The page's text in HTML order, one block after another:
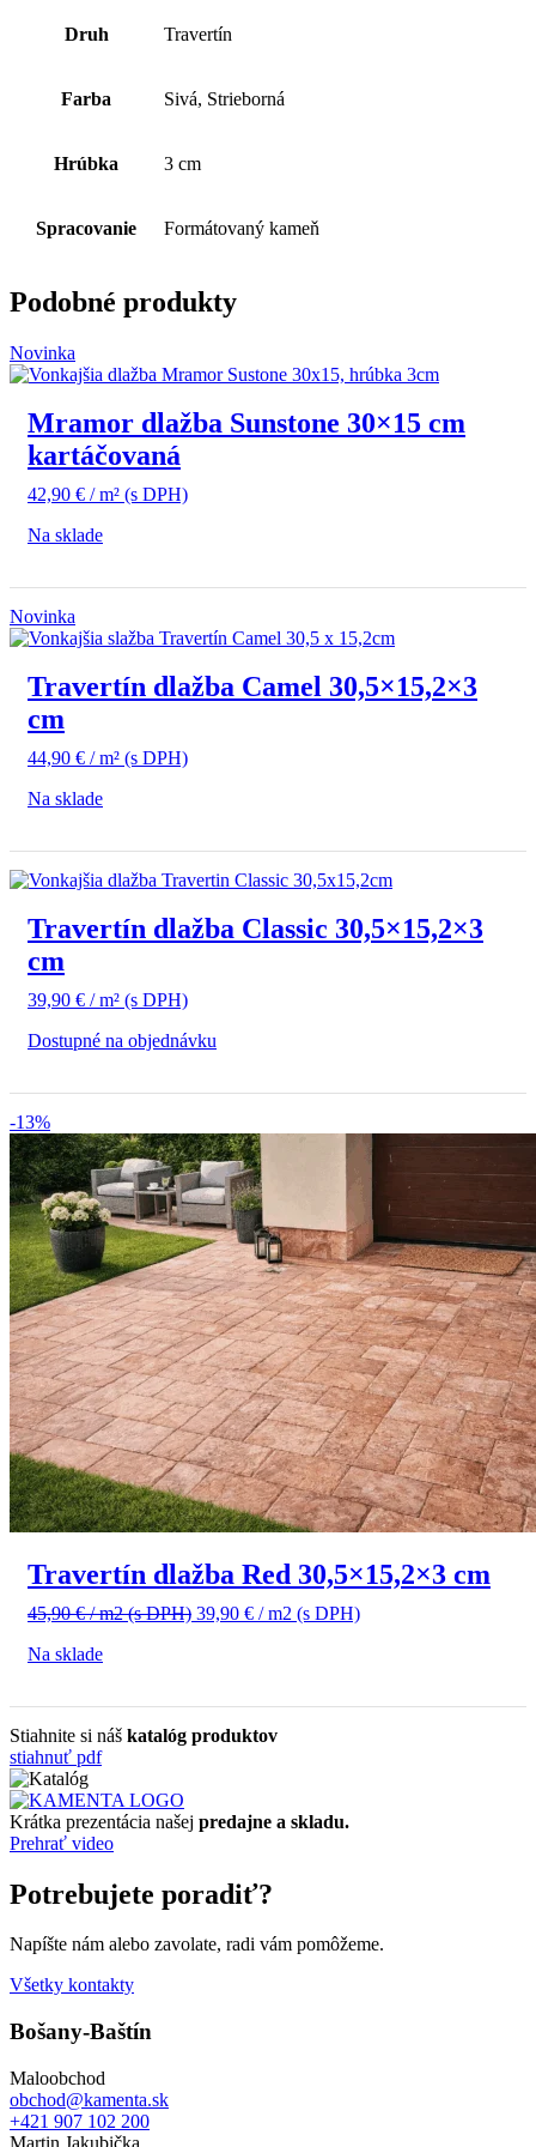
Druh Travertín
Farba Sivá, Strieborná
Hrúbka 3 cm
Spracovanie Formátovaný kameň
Podobné produkty
Novinka
Mramor dlažba Sunstone 30×15 cm
kartáčovaná
42,90 € / m² (s DPH)
Na sklade
Novinka
Travertín dlažba Camel 30,5×15,2×3
cm
44,90 € / m² (s DPH)
Na sklade
Travertín dlažba Classic 30,5×15,2×3
cm
39,90 € / m² (s DPH)
Dostupné na objednávku
-13%
Travertín dlažba Red 30,5×15,2×3 cm
45,90€/ m2(s DPH) Pôvodná
(s
39,90 € / m2 (s DPH)Aktuálna
Na sklade
Stiahnite si náš katalóg produktov
stiahnuť pdf
Krátka prezentácia našej predajne a skladu.
Prehrať video
Potrebujete poradiť?
Napíšte nám alebo zavolate, radi vám pomôžeme.
Všetky kontakty
Bošany-Baštín
Maloobchod
obchod@kamenta.sk
+421 907 102 200
Martin Jakubička